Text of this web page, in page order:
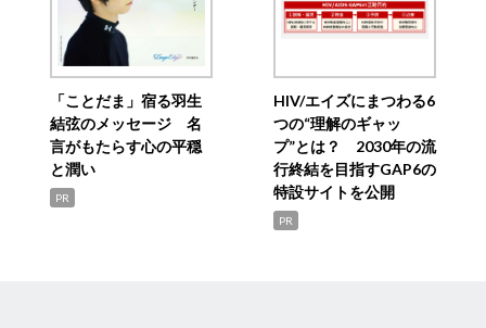
「ことだま」宿る羽生
結弦のメッセージ 名
言がもたらす心の平穏
と潤い
PR
HIV/エイズにまつわる6
つの“理解のギャッ
プ”とは？ 2030年の流
行終結を目指すGAP6の
特設サイトを公開
PR